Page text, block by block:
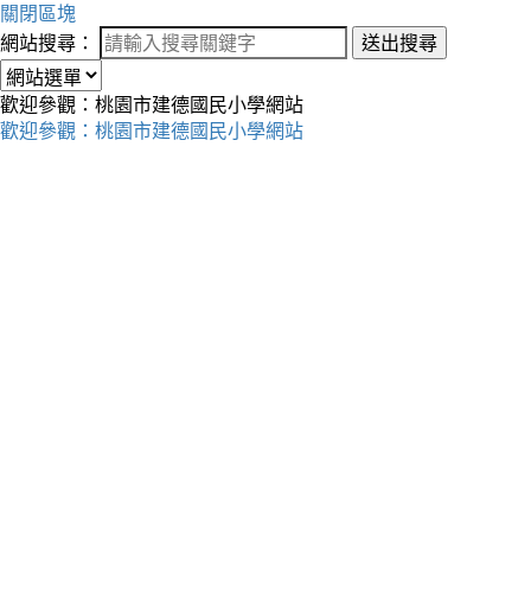
關閉區塊
網站搜尋：
送出搜尋
歡迎參觀：桃園市建德國民小學網站
歡迎參觀：桃園市建德國民小學網站